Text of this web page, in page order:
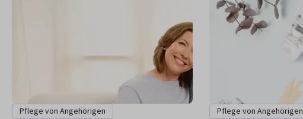
Pflege von Angehörigen Pflege von Angehörigen